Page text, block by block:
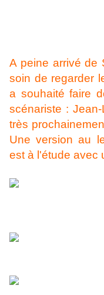
A peine arrivé de
soin de regarder
a souhaité faire
scénariste :
très
Une version au
est à l'étude avec